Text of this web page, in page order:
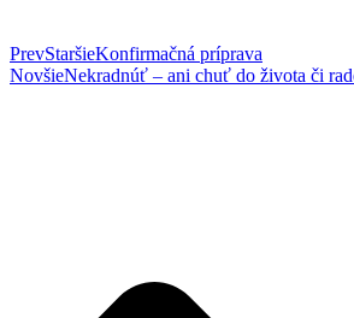
PrevStaršieKonfirmačná príprava
NovšieNekradnúť – ani chuť do života či